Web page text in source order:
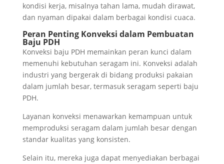
kondisi kerja, misalnya tahan lama, mudah dirawat,
dan nyaman dipakai dalam berbagai kondisi cuaca.
Peran Penting Konveksi dalam Pembuatan
Baju PDH
Konveksi baju PDH memainkan peran kunci dalam
memenuhi kebutuhan seragam ini. Konveksi adalah
industri yang bergerak di bidang produksi pakaian
dalam jumlah besar, termasuk seragam seperti baju
PDH.
Layanan konveksi menawarkan kemampuan untuk
memproduksi seragam dalam jumlah besar dengan
standar kualitas yang konsisten.
Selain itu, mereka juga dapat menyediakan berbagai